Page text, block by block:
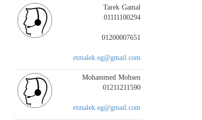
Tarek Gamal
01111100294
01200007651
etmalek.eg@gmail.com
Mohammed Mohsen
01211211590
etmalek.eg@gmail.com